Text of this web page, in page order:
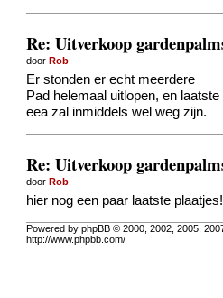
Re: Uitverkoop
doorRob
Er stonden er echt meerdere
Pad helemaal uitlopen, en
eea zal inmiddels wel weg zijn.
Re: Uitverkoop
doorRob
hier nog een paar laatste plaatjes!
Powered by phpBB © 2000, 2002, 2005,
http://www.phpbb.com/